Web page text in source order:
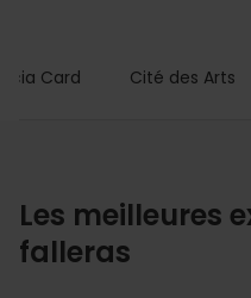
Card Cité des Arts
Les meilleures
falleras